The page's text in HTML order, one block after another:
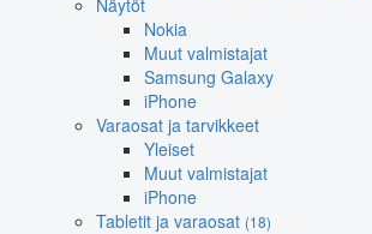
Nokia
Muut valmistajat
Samsung Galaxy
iPhone
Varaosat ja tarvikkeet
Yleiset
Muut valmistajat
iPhone
Tabletit ja varaosat (18)